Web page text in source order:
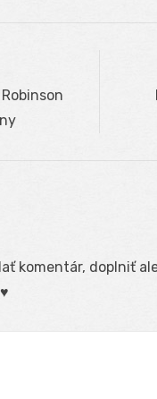
komentár, doplniť